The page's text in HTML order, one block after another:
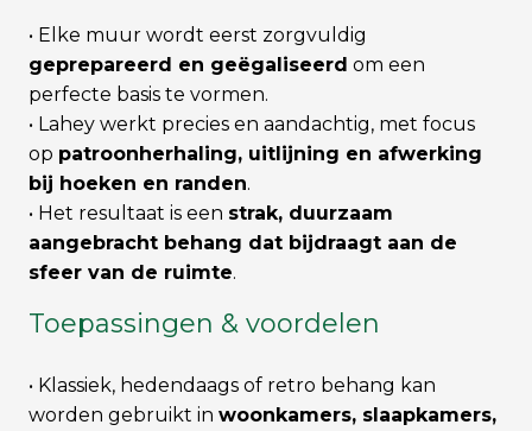
• Elke muur wordt eerst zorgvuldig
geprepareerd en geëgaliseerd om een
perfecte basis te vormen.
• Lahey werkt precies en aandachtig, met focus
op patroonherhaling, uitlijning en afwerking
bij hoeken en randen.
• Het resultaat is een strak, duurzaam
aangebracht behang dat bijdraagt aan de
sfeer van de ruimte.
Toepassingen & voordelen
• Klassiek, hedendaags of retro behang kan
worden gebruikt in woonkamers, slaapkamers,